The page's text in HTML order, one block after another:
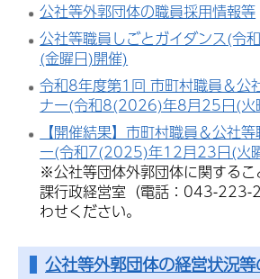
公社等外郭団体の職員採用情報等
公社等職員しごとガイダンス(
(金曜日)開催)
令和8年度第1回 市町村職員＆公
ナー(令和8(2026)年8月25日(火
【開催結果】市町村職員＆公社
ー(令和7(2025)年12月23日(火
※公社等団体外郭団体に関する
課行政経営室（電話：043-223-
わせください。
公社等外郭団体の経営状況